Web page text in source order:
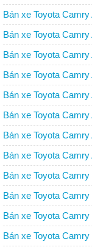
Bán xe Toyota
Bán xe Toyota
Bán xe Toyota
Bán xe Toyota Camry
Bán xe Toyota
Bán xe Toyota
Bán xe Toyota Camry
Bán xe Toyota
Bán xe Toyota
Bán xe Toyota
Bán xe Toyota
Bán xe Toyota